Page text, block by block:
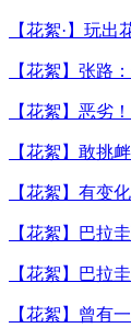
【花絮·】玩
【花絮】张路
【花絮】恶劣
【花絮】敢挑
【花絮】有变
【花絮】巴拉
【花絮】巴拉
【花絮】曾有